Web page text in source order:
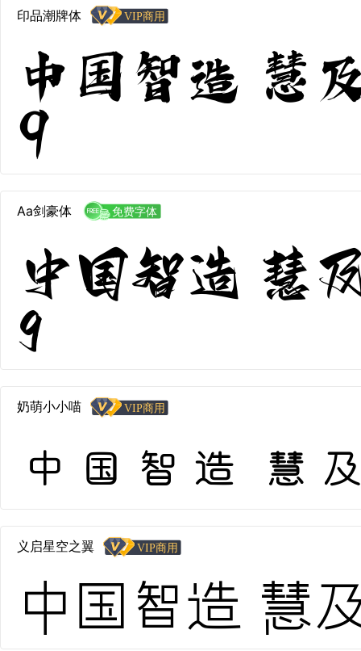
印品潮牌体
中国智造 慧
9
Aa剑豪体
中国智造 慧
9
奶萌小小喵
中国智造 慧
义启星空之翼
中国智造 慧